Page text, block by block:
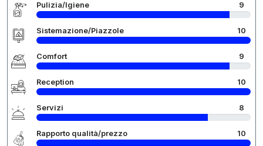
Pulizia/Igiene 9
Sistemazione/Piazzole 10
Comfort 9
Reception 10
Servizi 8
Rapporto qualità/prezzo 10